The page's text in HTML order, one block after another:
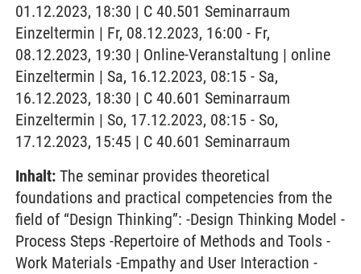
01.12.2023, 18:30 | C 40.501 Seminarraum
Einzeltermin | Fr, 08.12.2023, 16:00 - Fr,
08.12.2023, 19:30 | Online-Veranstaltung | online
Einzeltermin | Sa, 16.12.2023, 08:15 - Sa,
16.12.2023, 18:30 | C 40.601 Seminarraum
Einzeltermin | So, 17.12.2023, 08:15 - So,
17.12.2023, 15:45 | C 40.601 Seminarraum
Inhalt: The seminar provides theoretical
foundations and practical competencies from the
field of “Design Thinking”: -Design Thinking Model -
Process Steps -Repertoire of Methods and Tools -
Work Materials -Empathy and User Interaction -